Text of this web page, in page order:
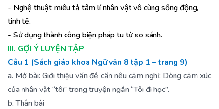
- Nghệ thuật miêu tả tâm lí nhân vật vô cùng sống động,
tinh tế.
- Sử dụng thành công biện pháp tu từ so sánh.
III. GỢI Ý LUYỆN TẬP
Câu 1 (Sách giáo khoa Ngữ văn 8 tập 1 – trang 9)
a. Mở bài: Giới thiệu vấn đề cần nêu cảm nghĩ: Dòng cảm xúc
của nhân vật “tôi” trong truyện ngắn “Tôi đi học”.
b. Thân bài